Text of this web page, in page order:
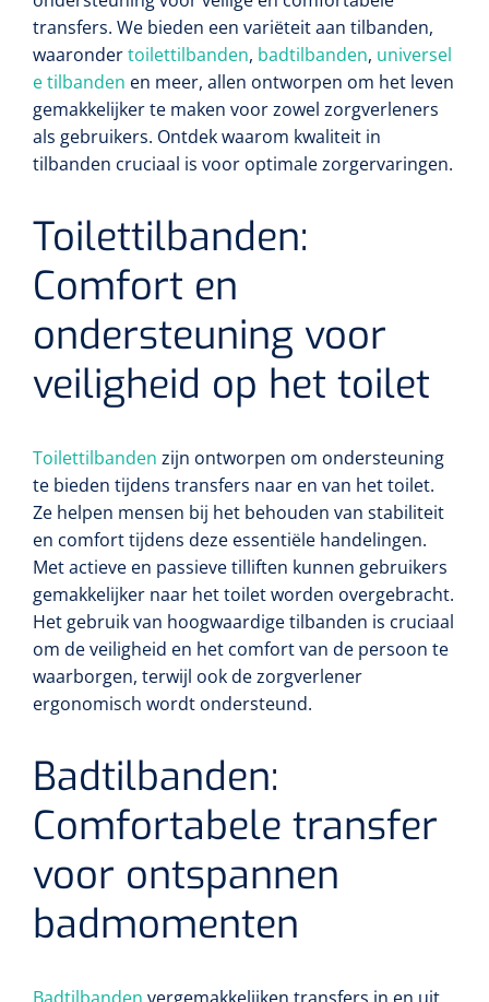
transfers. We bieden een variëteit aan tilbanden,
waarondertoilettilbanden, badtilbanden, universel
e tilbanden en meer, allen ontworpen om het leven
gemakkelijker te maken voor zowel zorgverleners
als gebruikers. Ontdek waarom kwaliteit in
tilbanden cruciaal is voor optimale zorgervaringen.
Toilettilbanden:
Comfort en
ondersteuning voor
veiligheid op het toilet
Toilettilbanden zijn ontworpen om ondersteuning
te bieden tijdens transfers naar en van het toilet.
Ze helpen mensen bij het behouden van stabiliteit
en comfort tijdens deze essentiële handelingen.
Met actieve en passieve tilliften kunnen gebruikers
gemakkelijker naar het toilet worden overgebracht.
Het gebruik van hoogwaardige tilbanden is cruciaal
om de veiligheid en het comfort van de persoon te
waarborgen, terwijl ook de zorgverlener
ergonomisch wordt ondersteund.
Badtilbanden:
Comfortabele transfer
voor ontspannen
badmomenten
Badtilbanden vergemakkelijken transfers in en uit